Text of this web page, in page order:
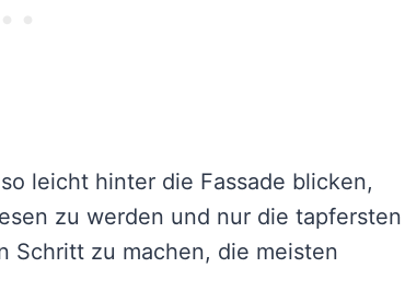
leicht hinter die Fassade blicken,
zu werden und nur die tapfersten
Schritt zu machen, die meisten